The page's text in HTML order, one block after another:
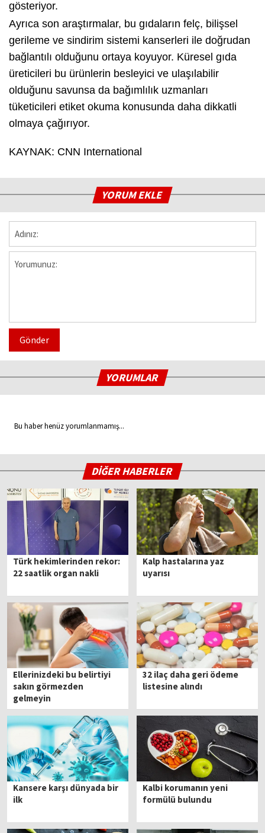
gösteriyor.
Ayrıca son araştırmalar, bu gıdaların felç, bilişsel
gerileme ve sindirim sistemi kanserleri ile doğrudan
bağlantılı olduğunu ortaya koyuyor. Küresel gıda
üreticileri bu ürünlerin besleyici ve ulaşılabilir
olduğunu savunsa da bağımlılık uzmanları
tüketicileri etiket okuma konusunda daha dikkatli
olmaya çağırıyor.
KAYNAK: CNN International
YORUM EKLE
Gönder
YORUMLAR
Bu haber henüz yorumlanmamış...
DİĞER HABERLER
Türk hekimlerinden rekor:
22 saatlik organ nakli
Kalp hastalarına yaz
uyarısı
Ellerinizdeki bu belirtiyi
sakın görmezden
gelmeyin
32 ilaç daha geri ödeme
listesine alındı
Kansere karşı dünyada bir
ilk
Kalbi korumanın yeni
formülü bulundu